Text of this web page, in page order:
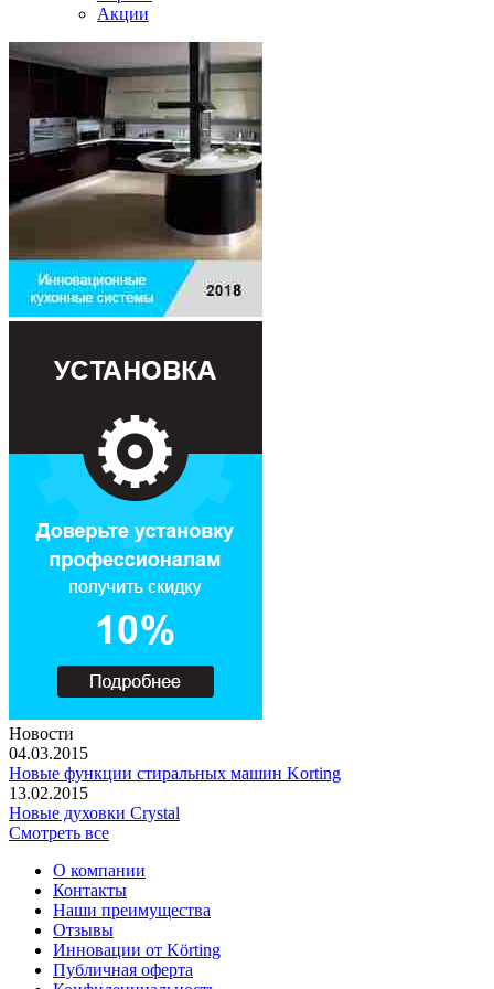
Акции
Новости
04.03.2015
Новые функции стиральных машин Korting
13.02.2015
Новые духовки Crystal
Смотреть все
О компании
Контакты
Наши преимущества
Отзывы
Инновации от Körting
Публичная оферта